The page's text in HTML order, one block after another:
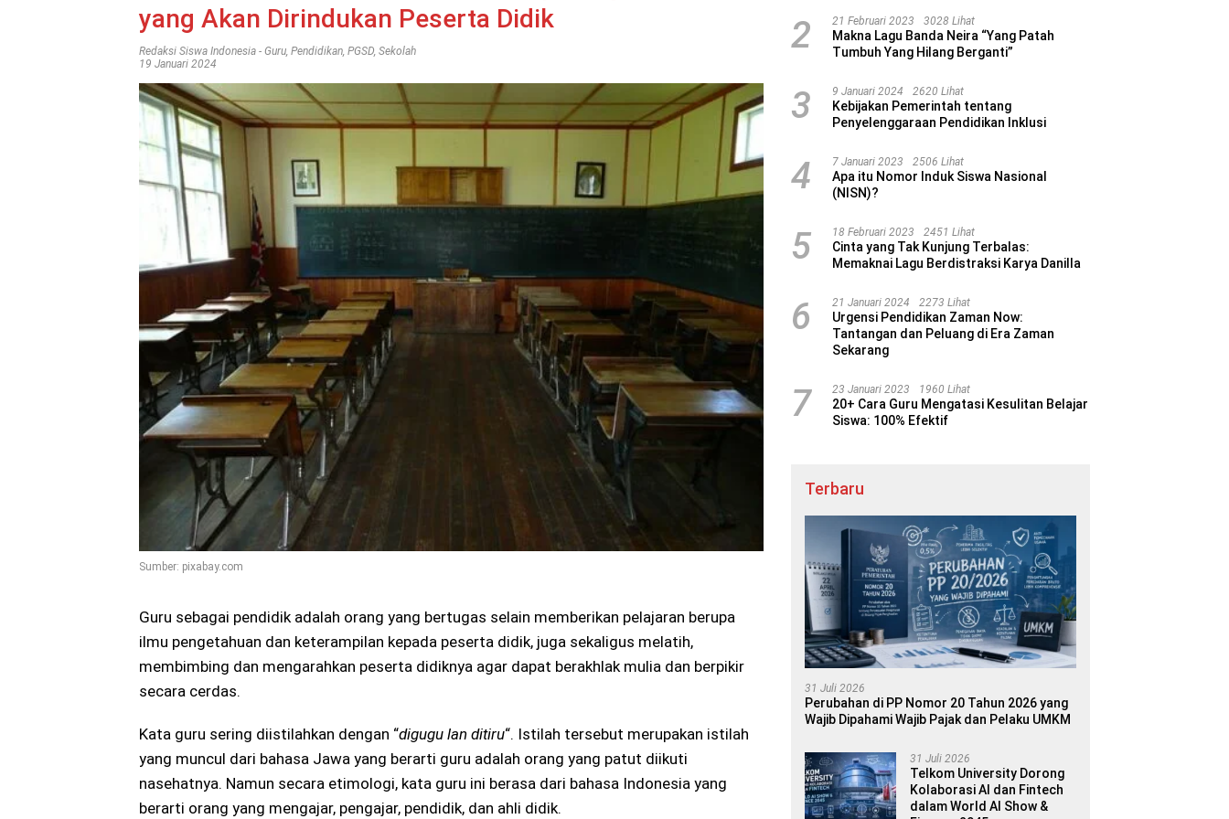
yang Akan Dirindukan Peserta Didik
Redaksi Siswa Indonesia - Guru, Pendidikan, PGSD, Sekolah
19 Januari 2024
Sumber: pixabay.com
Guru sebagai pendidik adalah orang yang bertugas selain memberikan pelajaran berupa
ilmu pengetahuan dan keterampilan kepada peserta didik, juga sekaligus melatih,
membimbing dan mengarahkan peserta didiknya agar dapat berakhlak mulia dan berpikir
secara cerdas.
Kata guru sering diistilahkan dengan “digugu lan ditiru“. Istilah tersebut merupakan istilah
yang muncul dari bahasa Jawa yang berarti guru adalah orang yang patut diikuti
nasehatnya. Namun secara etimologi, kata guru ini berasa dari bahasa Indonesia yang
berarti orang yang mengajar, pengajar, pendidik, dan ahli didik.
2 21 Februari 2023 3028 Lihat
Makna Lagu Banda Neira “Yang Patah
Tumbuh Yang Hilang Berganti”
3 9 Januari 2024 2620 Lihat
Kebijakan Pemerintah tentang
Penyelenggaraan Pendidikan Inklusi
4 7 Januari 2023 2506 Lihat
Apa itu Nomor Induk Siswa Nasional
(NISN)?
5 18 Februari 2023 2451 Lihat
Cinta yang Tak Kunjung Terbalas:
Memaknai Lagu Berdistraksi Karya Danilla
6 21 Januari 2024 2273 Lihat
Urgensi Pendidikan Zaman Now:
Tantangan dan Peluang di Era Zaman
Sekarang
7 23 Januari 2023 1960 Lihat
20+ Cara Guru Mengatasi Kesulitan Belajar
Siswa: 100% Efektif
Terbaru
31 Juli 2026
Perubahan di PP Nomor 20 Tahun 2026 yang
Wajib Dipahami Wajib Pajak dan Pelaku UMKM
31 Juli 2026
Telkom University Dorong
Kolaborasi AI dan Fintech
dalam World AI Show &